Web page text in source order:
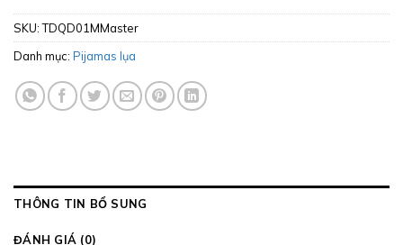
SKU:TDQD01MMaster
Danh mục: Pijamas lụa
THÔNG TIN BỔ SUNG
ĐÁNH GIÁ (0)